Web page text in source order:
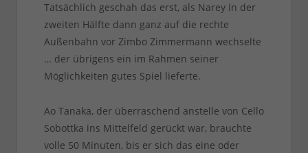
Tatsächlich geschah das erst, als Narey in der
zweiten Hälfte dann ganz auf die rechte
Außenbahn vor Zimbo Zimmermann wechselte
… der übrigens ein im Rahmen seiner
Möglichkeiten gutes Spiel lieferte.
Ao Tanaka, der überraschend anstelle von Cello
Sobottka ins Mittelfeld gerückt war, brauchte
volle 50 Minuten, bis er sich das eine oder